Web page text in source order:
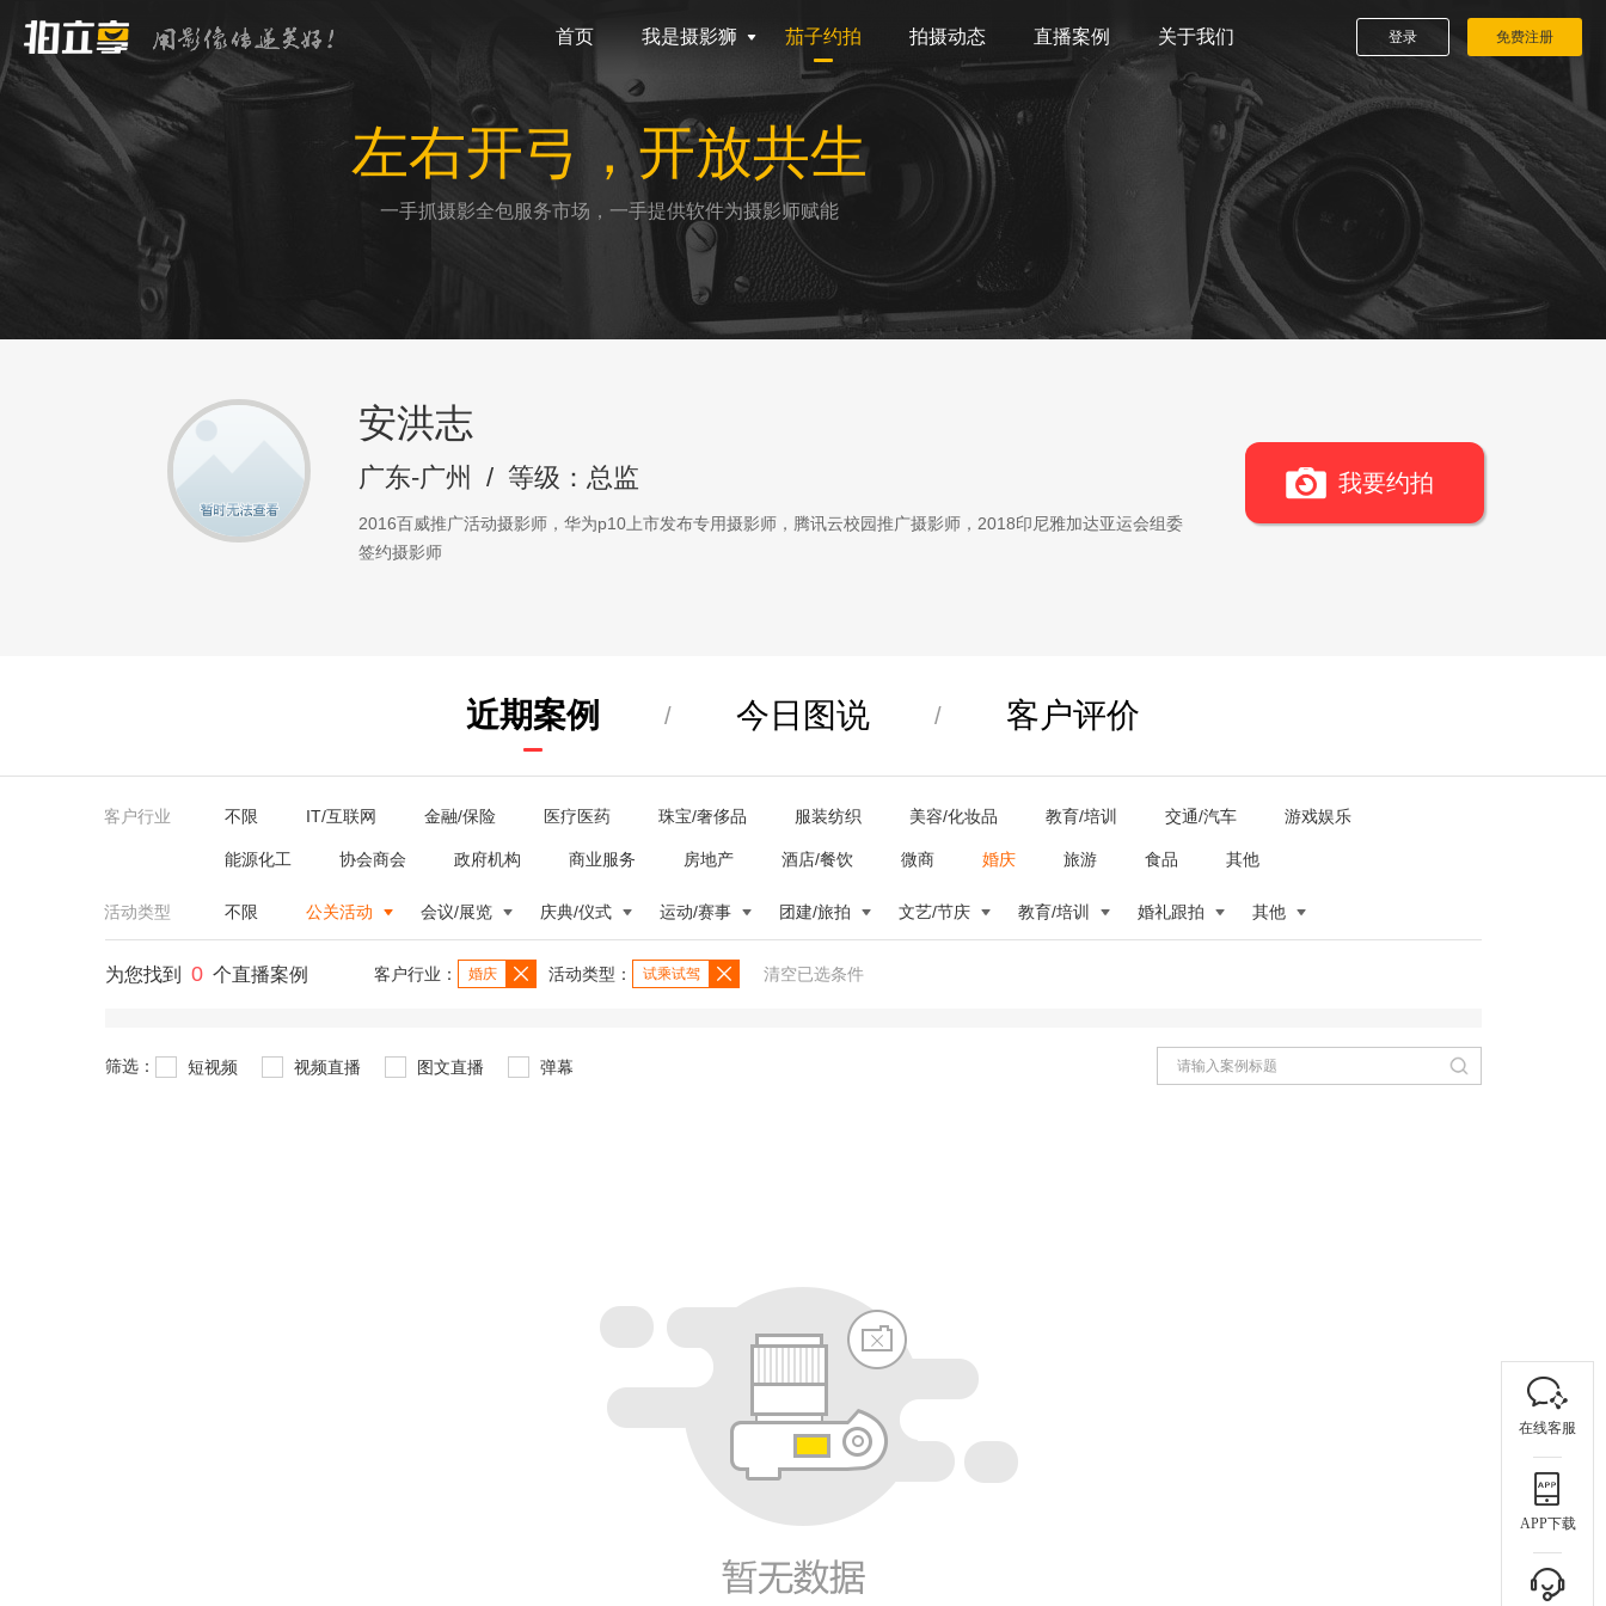
首页 我是摄影狮 茄子约拍 拍摄动态 直播案例 关于我们 登录 免费注册
左右开弓，开放共生
一手抓摄影全包服务市场，一手提供软件为摄影师赋能
安洪志
广东-广州 / 等级：总监
2016百威推广活动摄影师，华为p10上市发布专用摄影师，腾讯云校园推广摄影师，2018印尼雅加达亚运会组委
签约摄影师
我要约拍
近期案例 / 今日图说 / 客户评价
客户行业 不限 IT/互联网 金融/保险 医疗医药 珠宝/奢侈品 服装纺织 美容/化妆品 教育/培训 交通/汽车 游戏娱乐
能源化工 协会商会 政府机构 商业服务 房地产 酒店/餐饮 微商 婚庆 旅游 食品 其他
活动类型 不限 公关活动 会议/展览 庆典/仪式 运动/赛事 团建/旅拍 文艺/节庆 教育/培训 婚礼跟拍 其他
为您找到 0 个直播案例 客户行业： 婚庆 活动类型： 试乘试驾 清空已选条件
筛选： 短视频 视频直播 图文直播 弹幕
在线客服
APP下载